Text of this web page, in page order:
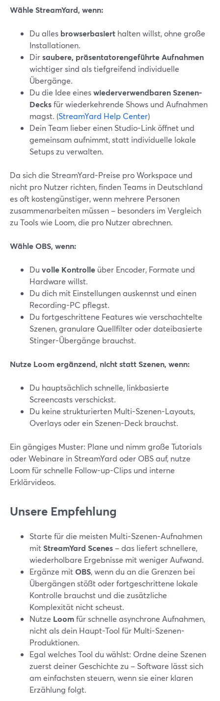
Wähle StreamYard, wenn:
Du alles browserbasiert halten willst, ohne große
Installationen.
Dirsaubere, präsentatorengeführte Aufnahmen
wichtiger sind als tiefgreifend individuelle
Übergänge.
Du die Idee eineswiederverwendbaren Szenen-
Decksfür wiederkehrende Shows und Aufnahmen
magst. (StreamYard Help Center)
Dein Team lieber einen Studio-Link öffnet und
gemeinsam aufnimmt, statt individuelle lokale
Setups zu verwalten.
Da sich die StreamYard-Preise pro Workspace und
nicht pro Nutzer richten, finden Teams in Deutschland
es oft kostengünstiger, wenn mehrere Personen
zusammenarbeiten müssen – besonders im Vergleich
zu Tools wie Loom, die pro Nutzer abrechnen.
Wähle OBS, wenn:
Du volle Kontrolle über Encoder, Formate und
Hardware willst.
Du dich mit Einstellungen auskennst und einen
Recording-PC pflegst.
Du fortgeschrittene Features wie verschachtelte
Szenen, granulare Quellfilter oder dateibasierte
Stinger-Übergänge brauchst.
Nutze Loom ergänzend, nicht statt Szenen, wenn:
Du hauptsächlich schnelle, linkbasierte
Screencasts verschickst.
Du keine strukturierten Multi-Szenen-Layouts,
Overlays oder ein Szenen-Deck brauchst.
Ein gängiges Muster: Plane und nimm große Tutorials
oder Webinare in StreamYard oder OBS auf, nutze
Loom für schnelle Follow-up-Clips und interne
Erklärvideos.
Unsere Empfehlung
Starte für die meisten Multi-Szenen-Aufnahmen
mitStreamYard Scenes – das liefert schnellere,
wiederholbare Ergebnisse mit weniger Aufwand.
Ergänze mitOBS, wenn du an die Grenzen bei
Übergängen stößt oder fortgeschrittene lokale
Kontrolle brauchst und die zusätzliche
Komplexität nicht scheust.
Nutze Loomfür schnelle asynchrone Aufnahmen,
nicht als dein Haupt-Tool für Multi-Szenen-
Produktionen.
Egal welches Tool du wählst: Ordne deine Szenen
zuerst deiner Geschichte zu – Software lässt sich
am einfachsten steuern, wenn sie einer klaren
Erzählung folgt.